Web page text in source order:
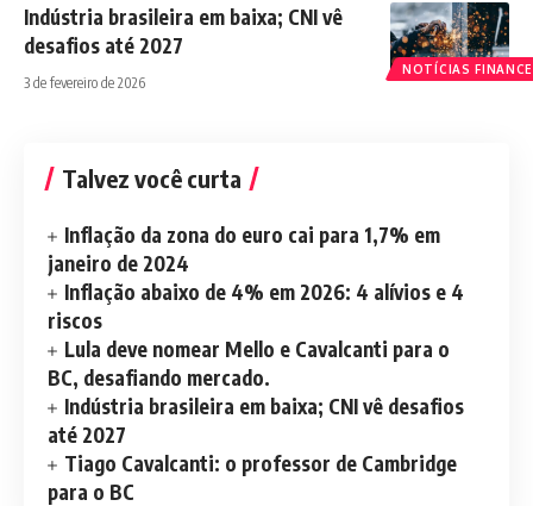
NOTÍCIAS
Indústria brasileira em baixa; CNI vê
desafios até 2027
3 de fevereiro de 2026
Talvez você curta
Inflação da zona do euro cai para 1,7% em
janeiro de 2024
Inflação abaixo de 4% em 2026: 4 alívios e 4
riscos
Lula deve nomear Mello e Cavalcanti para o
BC, desafiando mercado.
Indústria brasileira em baixa; CNI vê desafios
até 2027
Tiago Cavalcanti: o professor de Cambridge
para o BC